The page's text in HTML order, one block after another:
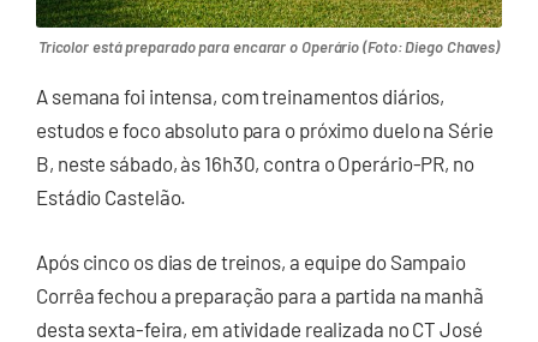
Tricolor está preparado para encarar o Operário (Foto: Diego Chaves)
A semana foi intensa, com treinamentos diários,
estudos e foco absoluto para o próximo duelo na Série
B, neste sábado, às 16h30, contra o Operário-PR, no
Estádio Castelão.
Após cinco os dias de treinos, a equipe do Sampaio
Corrêa fechou a preparação para a partida na manhã
desta sexta-feira, em atividade realizada no CT José